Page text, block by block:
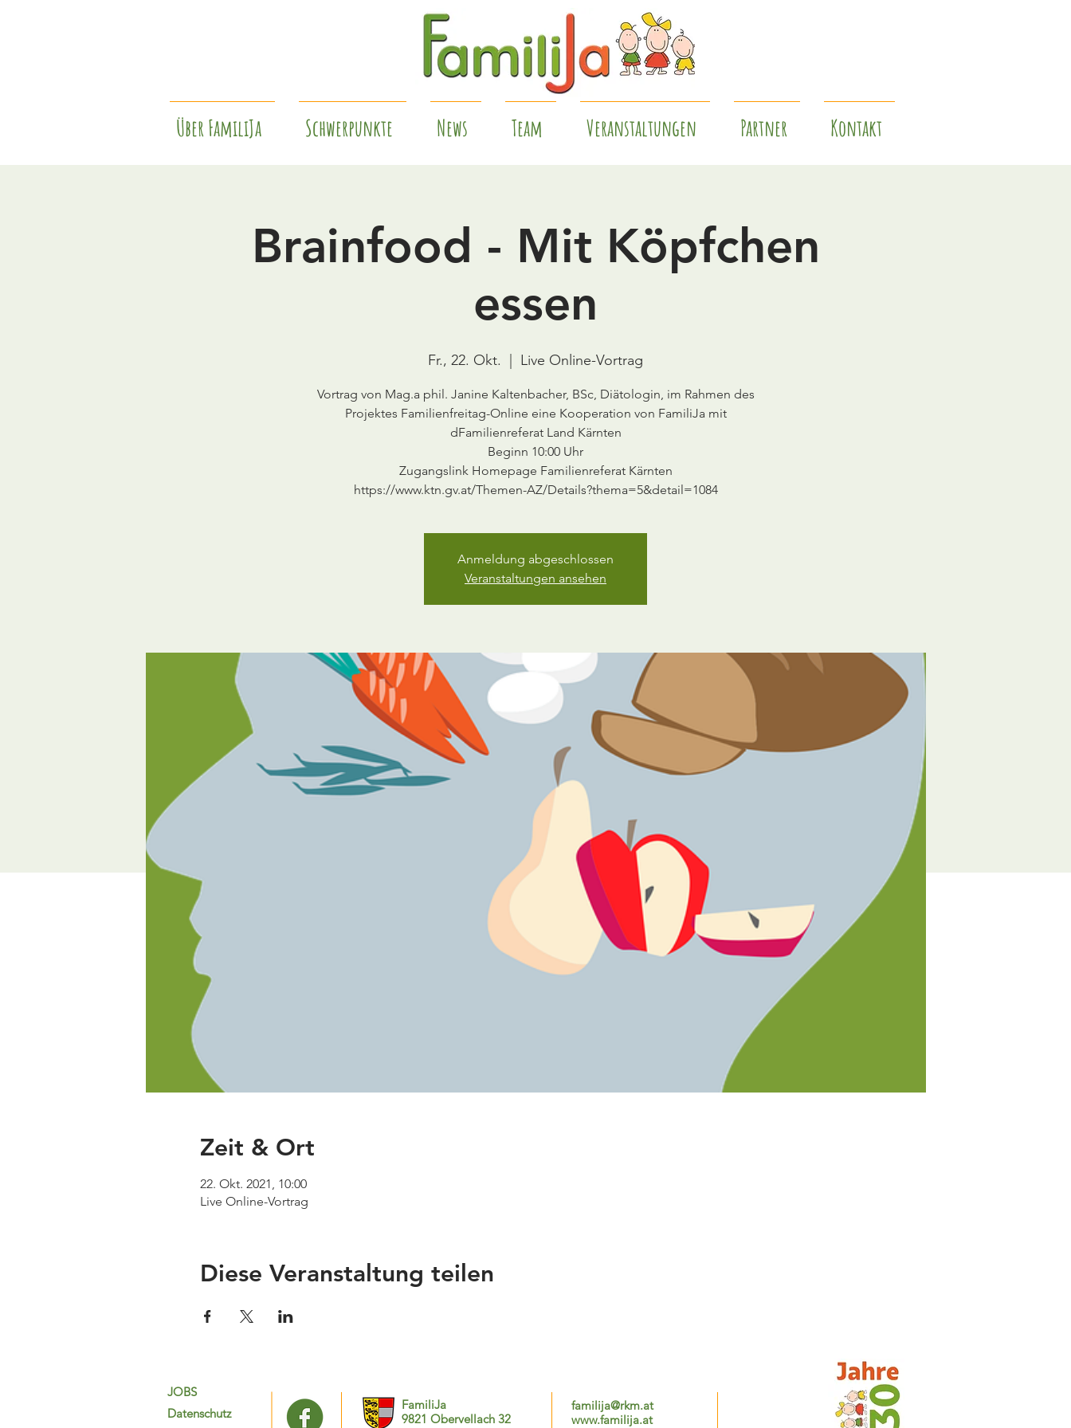
Über FamiliJa Schwerpunkte News Team Veranstaltungen Partner Kontakt
Brainfood - Mit Köpfchen
essen
Fr., 22. Okt. Live Online-Vortrag
Vortrag von Mag.a phil. Janine Kaltenbacher, BSc, Diätologin, im Rahmen des
Projektes Familienfreitag-Online eine Kooperation von FamiliJa mit
dFamilienreferat Land Kärnten
Beginn 10:00 Uhr
Zugangslink Homepage Familienreferat Kärnten
https://www.ktn.gv.at/Themen-AZ/Details?thema=5&detail=1084
Anmeldung abgeschlossen
Veranstaltungen ansehen
Zeit & Ort
22. Okt. 2021, 10:00
Live Online-Vortrag
Diese Veranstaltung teilen
JOBS
Datenschutz
FamiliJa
9821 Obervellach 32
familija@rkm.at
www.familija.at